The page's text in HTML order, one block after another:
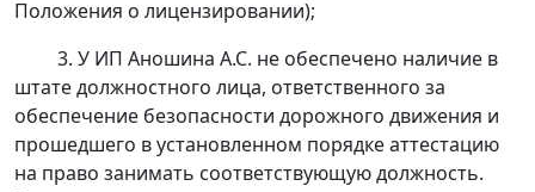
Положения о лицензировании);
3. У ИП Аношина А.С. не обеспечено наличие в
штате должностного лица, ответственного за
обеспечение безопасности дорожного движения и
прошедшего в установленном порядке аттестацию
на право занимать соответствующую должность.